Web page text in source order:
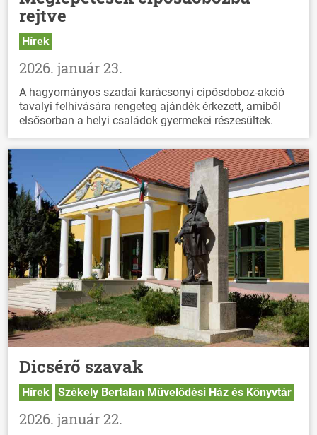
rejtve
Hírek
2026. január 23.
A hagyományos szadai karácsonyi cipősdoboz-akció
tavalyi felhívására rengeteg ajándék érkezett, amiből
elsősorban a helyi családok gyermekei részesültek.
Dicsérő szavak
Hírek Székely Bertalan Művelődési Ház és Könyvtár
2026. január 22.